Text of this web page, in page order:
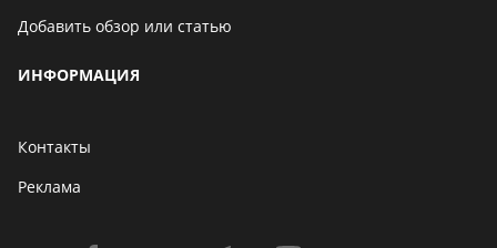
Добавить обзор или статью
ИНФОРМАЦИЯ
Контакты
Реклама